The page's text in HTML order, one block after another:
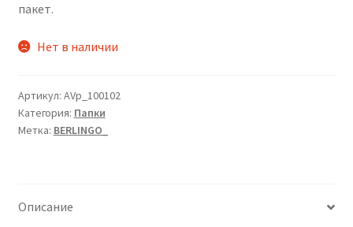
пакет.
Нет в наличии
Артикул: AVp_100102
Категория: Папки
Метка: BERLINGO_
Описание